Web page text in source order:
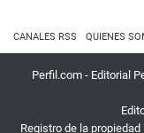
CANALES RSS QUIENES
Perfil.com - Editorial
Registro de la